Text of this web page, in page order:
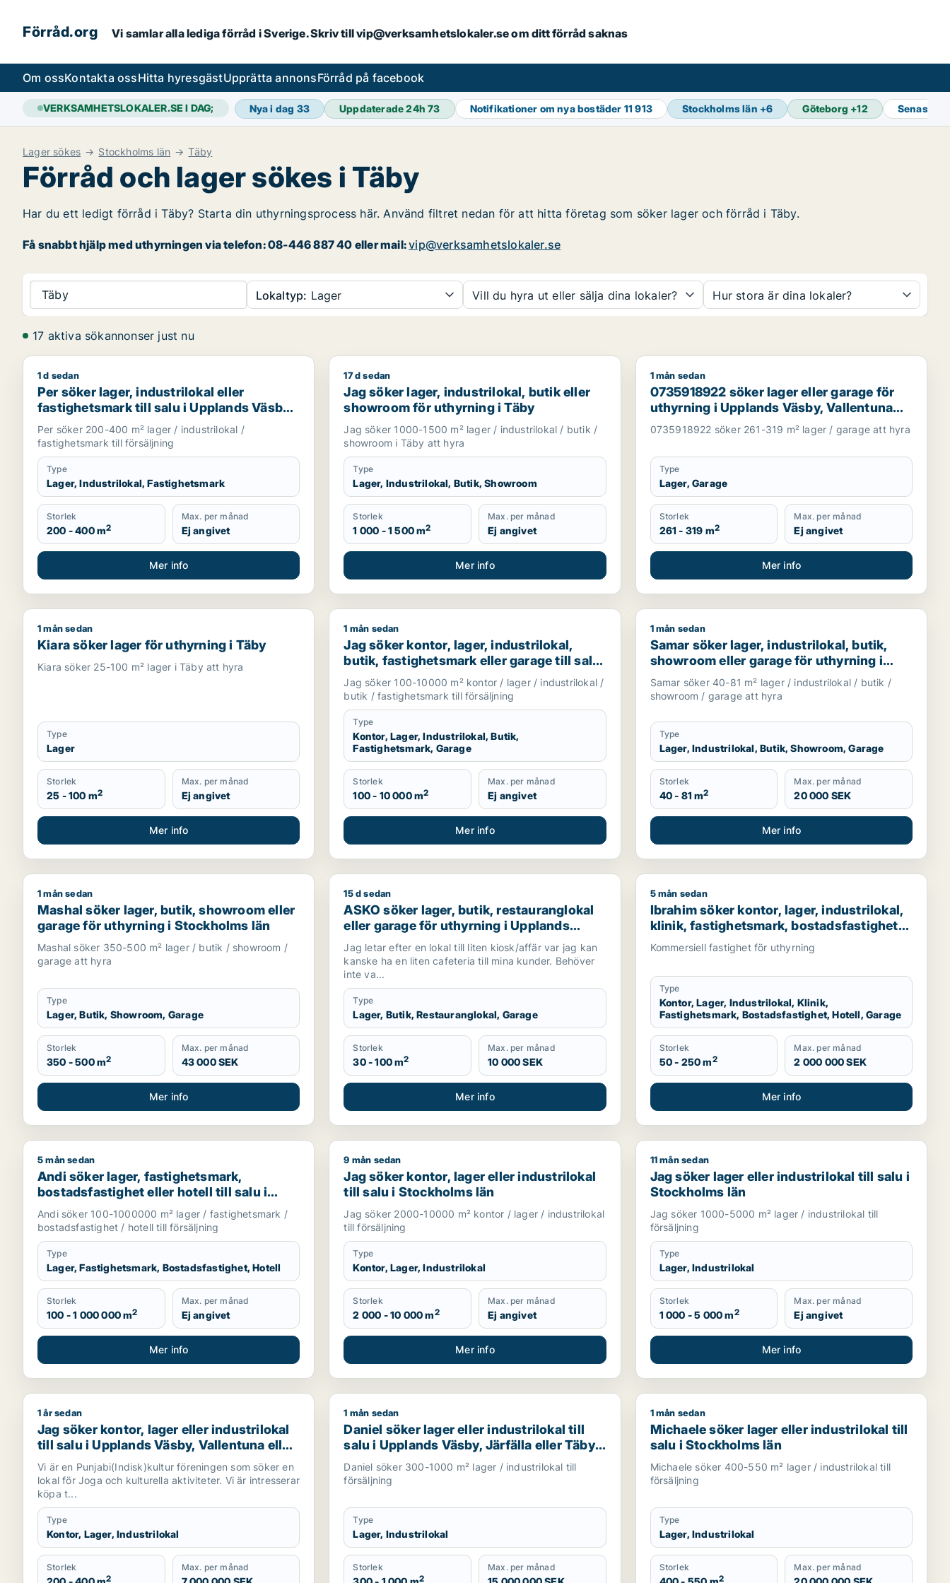
Förråd.org Vi samlar alla lediga förråd i Sverige. Skriv till vip@verksamhetslokaler.se om ditt förråd saknas
Om ossKontakta ossHitta hyresgästUpprätta annonsFörråd på facebook
VERKSAMHETSLOKALER.SE I DAG; Nya i dag 33 Uppdaterade 24h73 Notifikationer om nya bostäder 11 913 Stockholms län +6 Göteborg +12 Senaste
Lager sökes Stockholms län Täby
Förråd och lager sökes i Täby
Har du ett ledigt förråd i Täby? Starta din uthyrningsprocess här. Använd filtret nedan för att hitta företag som söker lager och förråd i Täby.
Få snabbt hjälp med uthyrningen via telefon: 08-446 887 40 eller mail:vip@verksamhetslokaler.se
Täby Lokaltyp: Lager Vill du hyra ut eller sälja dina lokaler? Hur stora är dina lokaler?
17 aktiva sökannonser just nu
Per söker lager, industrilokal eller fastighetsmark till salu i Upplands Väsby, Vallentuna eller Huddinge m.fl.
1 d sedan
Per söker lager, industrilokal eller
fastighetsmark till salu i Upplands Väsby,
Vallentuna eller Huddinge m.fl.
Per söker 200-400 m² lager / industrilokal /
fastighetsmark till försäljning
Type
Lager, Industrilokal, Fastighetsmark
Storlek
200 - 400 m2
Max. per månad
Ej angivet
Mer info
Jag söker lager, industrilokal, butik eller showroom för uthyrning i Täby
17 d sedan
Jag söker lager, industrilokal, butik eller
showroom för uthyrning i Täby
Jag söker 1000-1500 m² lager / industrilokal / butik /
showroom i Täby att hyra
Type
Lager, Industrilokal, Butik, Showroom
Storlek
1 000 - 1 500 m2
Max. per månad
Ej angivet
Mer info
0735918922 söker lager eller garage för uthyrning i
1 mån sedan
0735918922 söker lager eller garage för
uthyrning i Upplands Väsby, Vallentuna
eller Järfälla m.fl.
0735918922 söker 261-319 m² lager / garage att hyra
Type
Lager, Garage
Storlek
261 - 319 m2
Max. per månad
Ej angivet
Mer info
Kiara söker lager för uthyrning i Täby
1 mån sedan
Kiara söker lager för uthyrning i Täby
Kiara söker 25-100 m² lager i Täby att hyra
Type
Lager
Storlek
25 - 100 m2
Max. per månad
Ej angivet
Mer info
Jag söker kontor, lager, industrilokal, butik, fastighetsmark eller garage till salu i Vallentuna, Österåker eller
1 mån sedan
Jag söker kontor, lager, industrilokal,
butik, fastighetsmark eller garage till salu
i Vallentuna, Österåker eller Järfälla m.fl.
Jag söker 100-10000 m² kontor / lager / industrilokal /
butik / fastighetsmark till försäljning
Type
Kontor, Lager, Industrilokal, Butik,
Fastighetsmark, Garage
Storlek
100 - 10 000 m2
Max. per månad
Ej angivet
Mer info
Samar söker lager, industrilokal, butik, showroom
1 mån sedan
Samar söker lager, industrilokal, butik,
showroom eller garage för uthyrning i
Upplands Väsby, Järfälla eller Täby m.fl.
Samar söker 40-81 m² lager / industrilokal / butik /
showroom / garage att hyra
Type
Lager, Industrilokal, Butik, Showroom, Garage
Storlek
40 - 81 m2
Max. per månad
20 000 SEK
Mer info
Mashal söker lager, butik, showroom eller garage för uthyrning i Stockholms län
1 mån sedan
Mashal söker lager, butik, showroom eller
garage för uthyrning i Stockholms län
Mashal söker 350-500 m² lager / butik / showroom /
garage att hyra
Type
Lager, Butik, Showroom, Garage
Storlek
350 - 500 m2
Max. per månad
43 000 SEK
Mer info
ASKO söker lager, butik, restauranglokal eller garage för uthyrning i Upplands Väsby, Vallentuna eller Järfälla
15 d sedan
ASKO söker lager, butik, restauranglokal
eller garage för uthyrning i Upplands
Väsby, Vallentuna eller Järfälla m.fl.
Jag letar efter en lokal till liten kiosk/affär var jag kan
kanske ha en liten cafeteria till mina kunder. Behöver
inte va...
Type
Lager, Butik, Restauranglokal, Garage
Storlek
30 - 100 m2
Max. per månad
10 000 SEK
Mer info
Ibrahim söker kontor, lager, industrilokal, klinik,
5 mån sedan
Ibrahim söker kontor, lager, industrilokal,
klinik, fastighetsmark, bostadsfastighet,
hotell eller garage till salu i Stockholms
Kommersiell fastighet för uthyrning
Type
Kontor, Lager, Industrilokal, Klinik,
Fastighetsmark, Bostadsfastighet, Hotell, Garage
Storlek
50 - 250 m2
Max. per månad
2 000 000 SEK
Mer info
Andi söker lager, fastighetsmark, bostadsfastighet eller hotell till salu i Stockholms län
5 mån sedan
Andi söker lager, fastighetsmark,
bostadsfastighet eller hotell till salu i
Stockholms län
Andi söker 100-1000000 m² lager / fastighetsmark /
bostadsfastighet / hotell till försäljning
Type
Lager, Fastighetsmark, Bostadsfastighet, Hotell
Storlek
100 - 1 000 000 m2
Max. per månad
Ej angivet
Mer info
Jag söker kontor, lager eller industrilokal till salu i Stockholms län
9 mån sedan
Jag söker kontor, lager eller industrilokal
till salu i Stockholms län
Jag söker 2000-10000 m² kontor / lager / industrilokal
till försäljning
Type
Kontor, Lager, Industrilokal
Storlek
2 000 - 10 000 m2
Max. per månad
Ej angivet
Mer info
Jag söker lager eller industrilokal till salu i
11 mån sedan
Jag söker lager eller industrilokal till salu i
Stockholms län
Jag söker 1000-5000 m² lager / industrilokal till
försäljning
Type
Lager, Industrilokal
Storlek
1 000 - 5 000 m2
Max. per månad
Ej angivet
Mer info
Jag söker kontor, lager eller industrilokal till salu i Upplands Väsby, Vallentuna eller Järfälla m.fl.
1 år sedan
Jag söker kontor, lager eller industrilokal
till salu i Upplands Väsby, Vallentuna eller
Järfälla m.fl.
Vi är en Punjabi(Indisk)kultur föreningen som söker en
lokal för Joga och kulturella aktiviteter. Vi är intresserar
köpa t...
Type
Kontor, Lager, Industrilokal
Storlek
2
Max. per månad
Daniel söker lager eller industrilokal till salu i Upplands Väsby, Järfälla eller Täby m.fl.
1 mån sedan
Daniel söker lager eller industrilokal till
salu i Upplands Väsby, Järfälla eller Täby
m.fl.
Daniel söker 300-1000 m² lager / industrilokal till
försäljning
Type
Lager, Industrilokal
Storlek
2
Max. per månad
Michaele söker lager eller industrilokal till salu i
1 mån sedan
Michaele söker lager eller industrilokal till
salu i Stockholms län
Michaele söker 400-550 m² lager / industrilokal till
försäljning
Type
Lager, Industrilokal
Storlek
2
Max. per månad